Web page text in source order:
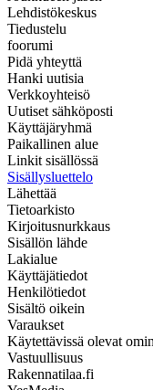
Lehdistökeskus
Tiedustelu
foorumi
Pidä yhteyttä
Hanki uutisia
Verkkoyhteisö
Uutiset sähköposti
Käyttäjäryhmä
Paikallinen alue
Linkit sisällössä
Sisällysluettelo
Lähettää
Tietoarkisto
Kirjoitusnurkkaus
Sisällön lähde
Lakialue
Käyttäjätiedot
Henkilötiedot
Sisältö oikein
Varaukset
Käytettävissä olevat
Vastuullisuus
Rakennatilaa.fi